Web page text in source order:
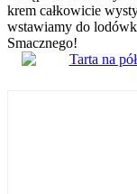
krem całkowicie
wstawiamy do
Smacznego!